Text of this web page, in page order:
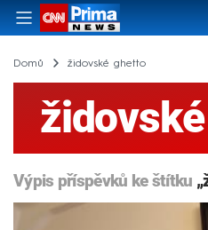
Domů židovské ghetto
Výpis příspěvků ke štítku